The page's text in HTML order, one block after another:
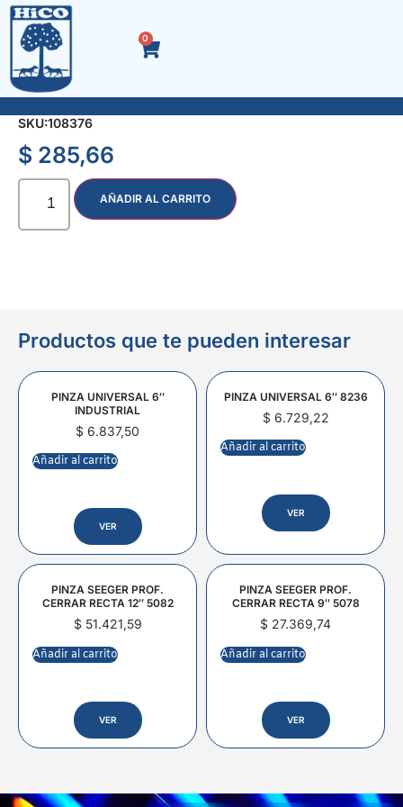
0
REGATON DE GOMA 22 mm.
SKU:108376
$ 285,66
AÑADIR AL CARRITO
Productos que te pueden interesar
PINZA UNIVERSAL 6″
INDUSTRIAL
$ 6.837,50
Añadir al carrito
VER
PINZA UNIVERSAL 6″ 8236
$6.729,22
Añadir al carrito
VER
PINZA SEEGER PROF.
CERRAR RECTA 12″ 5082
$51.421,59
Añadir al carrito
VER
PINZA SEEGER PROF.
CERRAR RECTA 9″ 5078
$ 27.369,74
Añadir al carrito
VER